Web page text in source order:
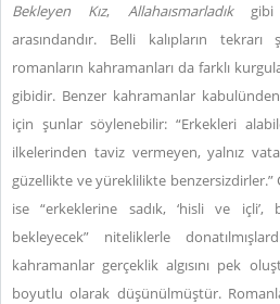
Bekleyen Kız, Allahaısmarladıkgibi
arasındandır. Belli kalıpların
romanların kahramanları da farklı
gibidir. Benzer kahramanlar
için şunlar söylenebilir: “Erkekleri
ilkelerinden taviz vermeyen, yalnız
güzellikte ve yüreklilikte benzersizdirler.”
ise “erkeklerine sadık, ‘hisli ve
bekleyecek” niteliklerle
kahramanlar gerçeklik algısını pek
boyutlu olarak düşünülmüştür.